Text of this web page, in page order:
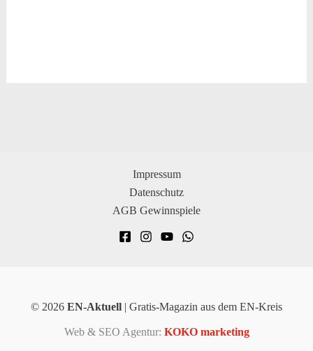
Impressum
Datenschutz
AGB Gewinnspiele
© 2026 EN-Aktuell | Gratis-Magazin aus dem EN-Kreis
Web & SEO Agentur: KOKO marketing